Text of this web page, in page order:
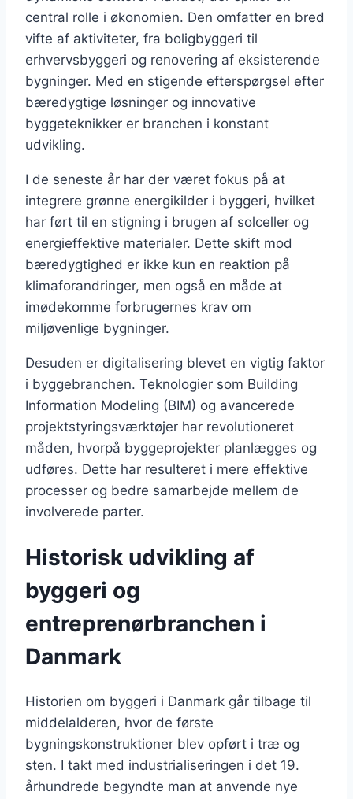
central rolle i økonomien. Den omfatter en bred
vifte af aktiviteter, fra boligbyggeri til
erhvervsbyggeri og renovering af eksisterende
bygninger. Med en stigende efterspørgsel efter
bæredygtige løsninger og innovative
byggeteknikker er branchen i konstant
udvikling.
I de seneste år har der været fokus på at
integrere grønne energikilder i byggeri, hvilket
har ført til en stigning i brugen af solceller og
energieffektive materialer. Dette skift mod
bæredygtighed er ikke kun en reaktion på
klimaforandringer, men også en måde at
imødekomme forbrugernes krav om
miljøvenlige bygninger.
Desuden er digitalisering blevet en vigtig faktor
i byggebranchen. Teknologier som Building
Information Modeling (BIM) og avancerede
projektstyringsværktøjer har revolutioneret
måden, hvorpå byggeprojekter planlægges og
udføres. Dette har resulteret i mere effektive
processer og bedre samarbejde mellem de
involverede parter.
Historisk udvikling af
byggeri og
entreprenørbranchen i
Danmark
Historien om byggeri i Danmark går tilbage til
middelalderen, hvor de første
bygningskonstruktioner blev opført i træ og
sten. I takt med industrialiseringen i det 19.
århundrede begyndte man at anvende nye